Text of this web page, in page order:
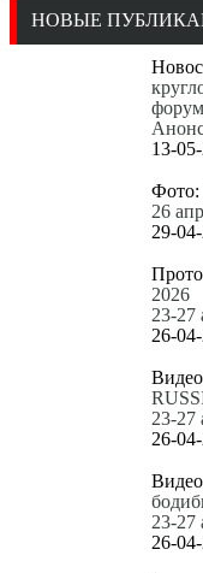
НОВЫЕ
13-
Фото:
26
29-
2026
23-27
26-
23-27
26-
23-27
26-